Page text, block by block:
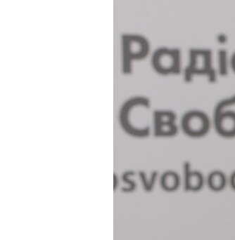
УКРАЇНСЬКА ПРОБЛЕМА КРИМУ